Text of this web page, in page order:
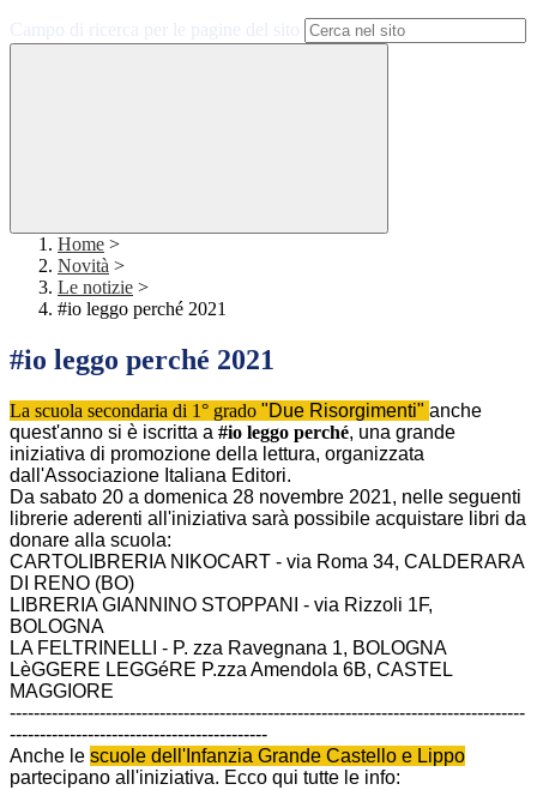
Home >
Novità >
Le notizie >
#io leggo perché 2021
#io leggo perché 2021
La scuola secondaria di 1° grado "Due Risorgimenti" anche
quest'anno si è iscritta a #io leggo perché, una grande
iniziativa di promozione della lettura, organizzata
dall'Associazione Italiana Editori.
Da sabato 20 a domenica 28 novembre 2021, nelle seguenti
librerie aderenti all'iniziativa sarà possibile acquistare libri da
donare alla scuola:
CARTOLIBRERIA NIKOCART - via Roma 34, CALDERARA
DI RENO (BO)
LIBRERIA GIANNINO STOPPANI - via Rizzoli 1F,
BOLOGNA
LA FELTRINELLI - P. zza Ravegnana 1, BOLOGNA
LèGGERE LEGGéRE P.zza Amendola 6B, CASTEL
MAGGIORE
--------------------------------------------------------------------------------------
-------------------------------------------
Anche le scuole dell'Infanzia Grande Castello e Lippo
partecipano all'iniziativa. Ecco qui tutte le info: